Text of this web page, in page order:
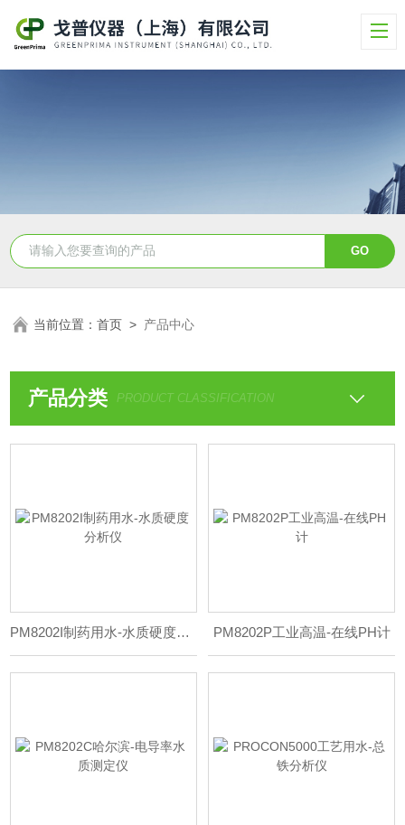
当前位置：首页 > 产品中心
产品分类 PRODUCT CLASSIFICATION
PM8202I制药用水-水质硬度分析仪 PM8202P工业高温-在线PH计